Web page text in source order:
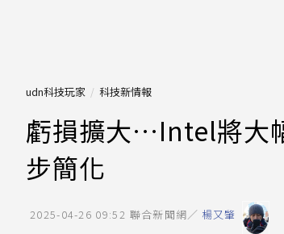
udn科技玩家 科技新情報
虧損擴大…Intel將大
步簡化
2025-04-26 09:52 聯合新聞網／ 楊又肇